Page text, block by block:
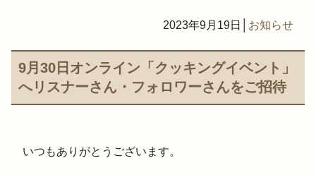
2023年9月19日 お知らせ
9月30日オンライン「クッキングイベント」
へリスナーさん・フォロワーさんをご招待
いつもありがとうございます。